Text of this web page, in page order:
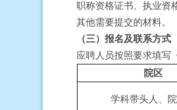
职称资格证书、执业资
其他需要提交的材料。
（三）报名及联系方式
应聘人员按照要求填写
院区
学科带头人、